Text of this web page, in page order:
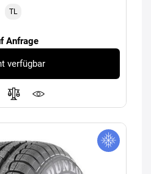
TL
Anfrage
verfügbar